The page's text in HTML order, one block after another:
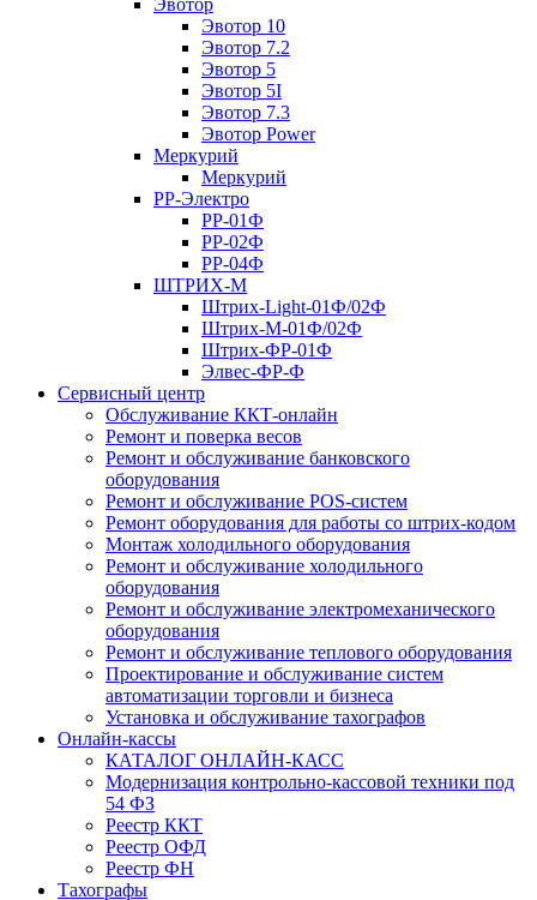
Эвотор
Эвотор 10
Эвотор 7.2
Эвотор 5
Эвотор 5I
Эвотор 7.3
Эвотор Power
Меркурий
Меркурий
РР-Электро
РР-01Ф
РР-02Ф
РР-04Ф
ШТРИХ-М
Штрих-Light-01Ф/02Ф
Штрих-М-01Ф/02Ф
Штрих-ФР-01Ф
Элвес-ФР-Ф
Сервисный центр
Обслуживание ККТ-онлайн
Ремонт и поверка весов
Ремонт и обслуживание банковского
оборудования
Ремонт и обслуживание POS-систем
Ремонт оборудования для работы со штрих-кодом
Монтаж холодильного оборудования
Ремонт и обслуживание холодильного
оборудования
Ремонт и обслуживание электромеханического
оборудования
Ремонт и обслуживание теплового оборудования
Проектирование и обслуживание систем
автоматизации торговли и бизнеса
Установка и обслуживание тахографов
Онлайн-кассы
КАТАЛОГ ОНЛАЙН-КАСС
Модернизация контрольно-кассовой техники под
54 ФЗ
Реестр ККТ
Реестр ОФД
Реестр ФН
Тахографы